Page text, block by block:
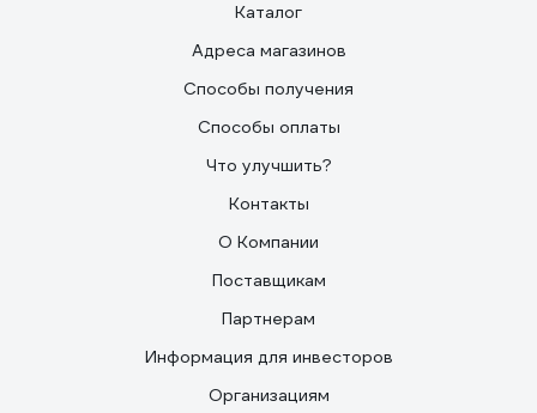
Каталог
Адреса магазинов
Способы получения
Способы оплаты
Что улучшить?
Контакты
О Компании
Поставщикам
Партнерам
Информация для инвесторов
Организациям